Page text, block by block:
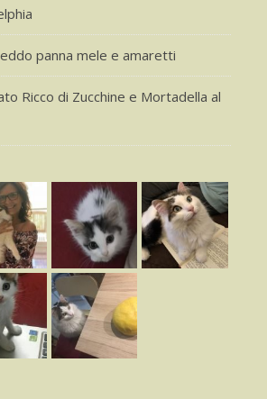
panna mele e amaretti
Ricco di Zucchine e Mortadella al